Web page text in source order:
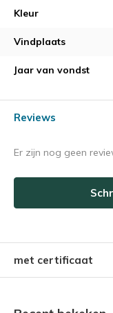
Kleur
Vindplaats
Jaar van vondst
Reviews
Er zijn nog geen
met certificaat